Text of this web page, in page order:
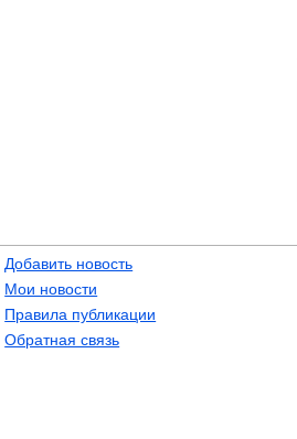
Добавить новость
Мои новости
Правила публикации
Обратная связь